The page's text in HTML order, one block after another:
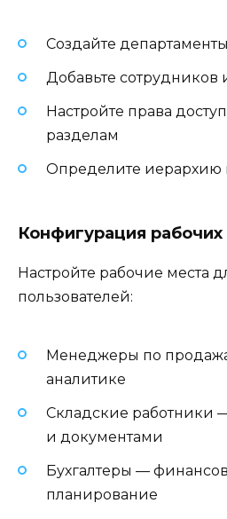
Создайте
Добавьте сотрудников
Настройте права
разделам
Определите иерархию
Конфигурация рабочих
Настройте рабочие места
пользователей:
Менеджеры по
аналитике
Складские работники
и документами
Бухгалтеры —
планирование